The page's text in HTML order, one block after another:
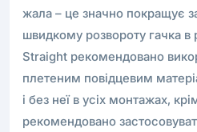
жала – це значно покращує
швидкому розвороту гачка в
Straight рекомендовано
плетеним повідцевим
і без неї в усіх монтажах,
рекомендовано